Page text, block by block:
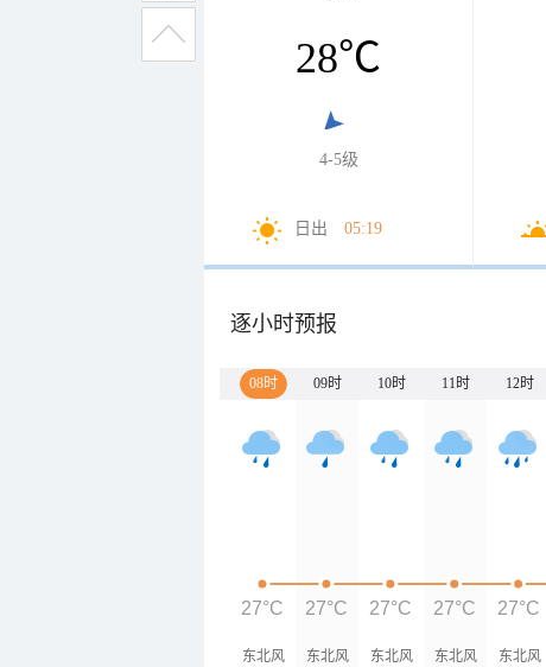
28℃
4-5级
日出 05:19
逐小时预报
08时 09时 10时 11时 12时
东北风 东北风 东北风 东北风 东北风
27°C 27°C 27°C 27°C 27°C